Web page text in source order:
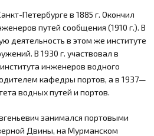
информационных
Петербурге в 1885 г. Окончил
путей сообщения (1910 г.). В
деятельность в этом же институте
В 1930 г. участвовал в
инженеров водного
кафедры портов, а в 1937—
водных путей и портов.
занимался портовыми
Двины, на Мурманском